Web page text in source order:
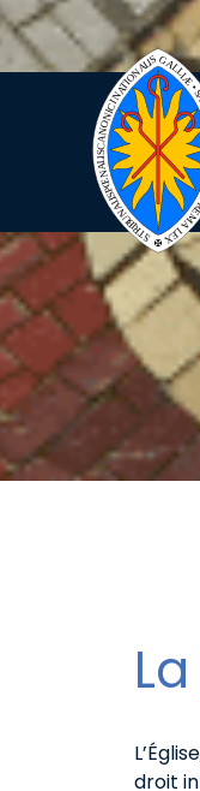
droit